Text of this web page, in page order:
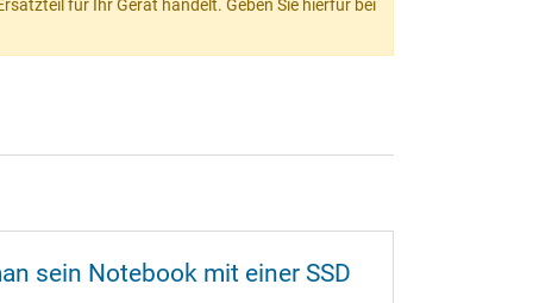
für Ihr Gerät handelt. Geben Sie hierfür bei
sein Notebook mit einer SSD